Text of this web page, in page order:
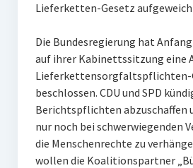
Lieferketten-Gesetz
Die Bundesregierung hat
auf ihrer Kabinettssitzung eine
Lieferkettensorgfaltspflichten-
beschlossen. CDU und SPD
Berichtspflichten abzuschaffen
nur noch bei schwerwiegenden
die Menschenrechte zu
wollen die Koalitionspartner